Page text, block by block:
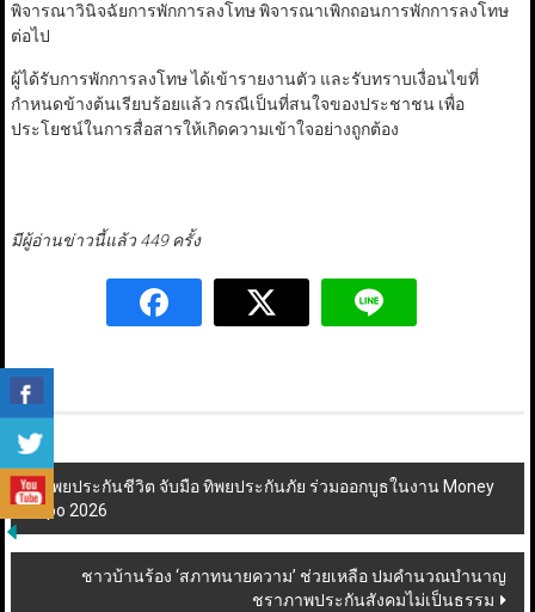
พิจารณาวินิจฉัยการพักการลงโทษ พิจารณาเพิกถอนการพักการลงโทษ
ต่อไป
ผู้ได้รับการพักการลงโทษ ได้เข้ารายงานตัว และรับทราบเงื่อนไขที่
กำหนดข้างต้นเรียบร้อยแล้ว กรณีเป็นที่สนใจของประชาชน เพื่อ
ประโยชน์ในการสื่อสารให้เกิดความเข้าใจอย่างถูกต้อง
มีผู้อ่านข่าวนี้แล้ว 449 ครั้ง
Post
navigation
ทิพยประกันชีวิต จับมือ ทิพยประกันภัย ร่วมออกบูธในงาน Money
Expo 2026
ชาวบ้านร้อง ‘สภาทนายความ’ ช่วยเหลือ ปมคำนวณบำนาญ
ชราภาพประกันสังคมไม่เป็นธรรม